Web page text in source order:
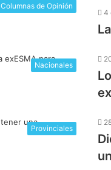
Columnas de Opinión
4
Nacionales
Provinciales